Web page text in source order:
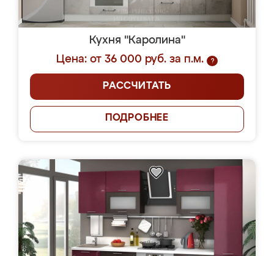
Кухня "Каролина"
Цена: от 36 000 руб. за п.м.
?
РАССЧИТАТЬ
ПОДРОБНЕЕ